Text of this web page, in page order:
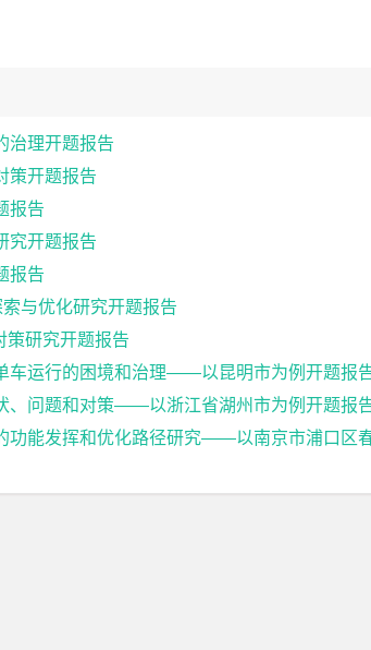
治理开题报告
策开题报告
报告
究开题报告
报告
与优化研究开题报告
策研究开题报告
车运行的困境和治理——以昆明市为例开题报
、问题和对策——以浙江省湖州市为例开题报
发挥和优化路径研究——以南京市浦口区春晖志